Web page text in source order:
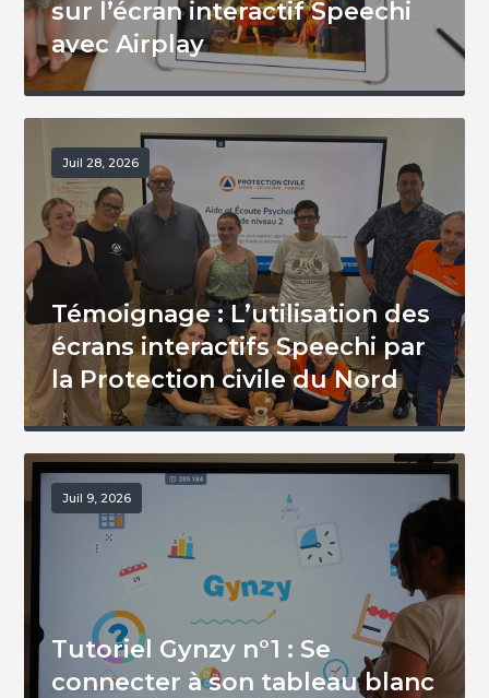
sur l’écran interactif Speechi
avec Airplay
Juil 28, 2026
Témoignage : L’utilisation des
écrans interactifs Speechi par
la Protection civile du Nord
Juil 9, 2026
Tutoriel Gynzy n°1 : Se
connecter à son tableau blanc